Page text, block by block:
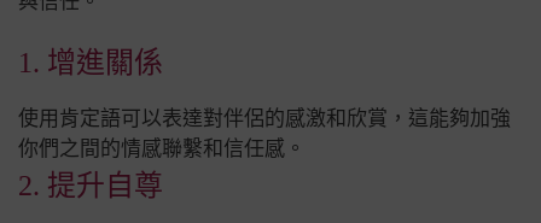
1. 增進關係
使用肯定語可以表達對伴侶的感激和欣賞，這能夠加強
你們之間的情感聯繫和信任感。
2. 提升自尊